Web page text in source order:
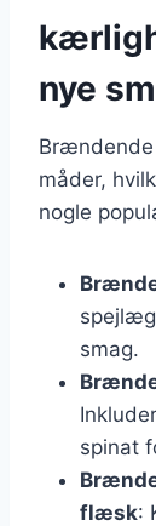
nye
måder,
nogle
smag.
spinat
flæsk: